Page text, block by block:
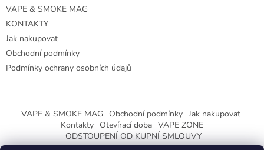
VAPE & SMOKE MAG
KONTAKTY
Jak nakupovat
Obchodní podmínky
Podmínky ochrany osobních údajů
VAPE & SMOKE MAG Obchodní podmínky Jak nakupovat
Kontakty Otevírací doba VAPE ZONE
ODSTOUPENÍ OD KUPNÍ SMLOUVY